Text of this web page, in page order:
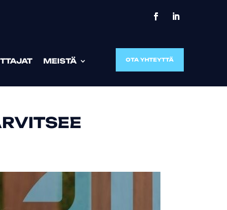
MEISTÄ OTA YHTEYTTÄ